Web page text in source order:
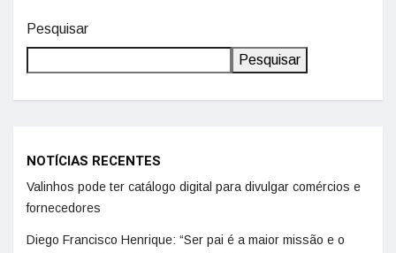
Pesquisar
Pesquisar
NOTÍCIAS RECENTES
Valinhos pode ter catálogo digital para divulgar comércios e
fornecedores
Diego Francisco Henrique: “Ser pai é a maior missão e o